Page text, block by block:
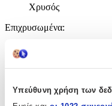
Υπεύθυνη χρήση των
Χρυσός
Επιχρυσωμένα:
Περιοχή:
Αυτιά